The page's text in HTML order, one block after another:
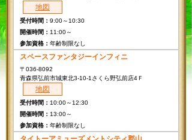
地図
9:00～10:30
11:00～
年齢制限なし
スペースファンタジーインフィニ
〒036-8092
青森県弘前市城東北3-10-1さくら野弘前店4Ｆ
地図
10:00～12:30
13:00～
年齢制限なし